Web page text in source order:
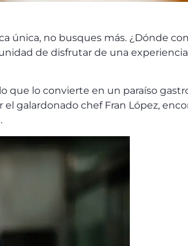
única, no busques más. ¿Dónde
de disfrutar de una
que lo convierte en un paraíso
galardonado chef Fran López,